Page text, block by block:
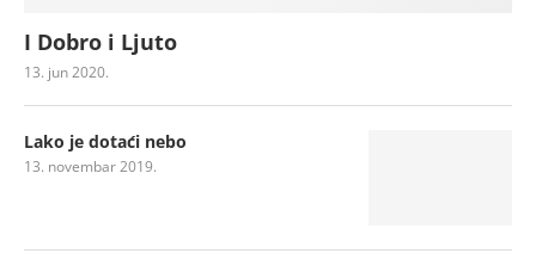
I Dobro i Ljuto
13. jun 2020.
Lako je dotaći nebo
13. novembar 2019.